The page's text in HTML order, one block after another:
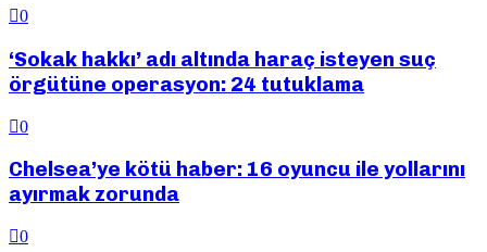
0
‘Sokak hakkı’ adı altında haraç isteyen suç
örgütüne operasyon: 24 tutuklama
0
Chelsea’ye kötü haber: 16 oyuncu ile yollarını
ayırmak zorunda
0